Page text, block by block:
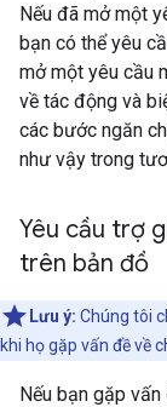
Nếu đã mở một
bạn có thể yêu
mở một yêu cầu
về tác động và
các bước ngăn
như vậy trong
Yêu cầu trợ
trên bản đồ
Lưu ý: Chúng tôi
khi họ gặp vấn đề về
Nếu bạn gặp